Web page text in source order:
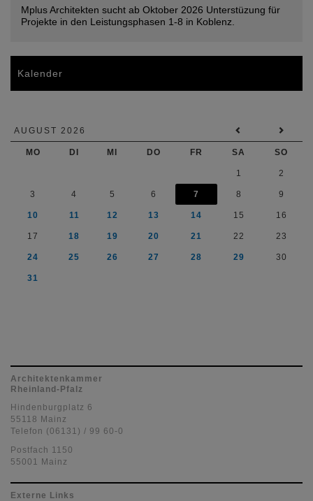
Mplus Architekten sucht ab Oktober 2026 Unterstüzung für
Projekte in den Leistungsphasen 1-8 in Koblenz.
Kalender
AUGUST 2026
MO DI MI DO FR SA SO
1 2
3 4 5 6 7 8 9
10 11 12 13 14 15 16
17 18 19 20 21 22 23
24 25 26 27 28 29 30
31
Architektenkammer
Rheinland-Pfalz
Hindenburgplatz 6
55118 Mainz
Telefon (06131) / 99 60-0
Postfach 1150
55001 Mainz
Externe Links